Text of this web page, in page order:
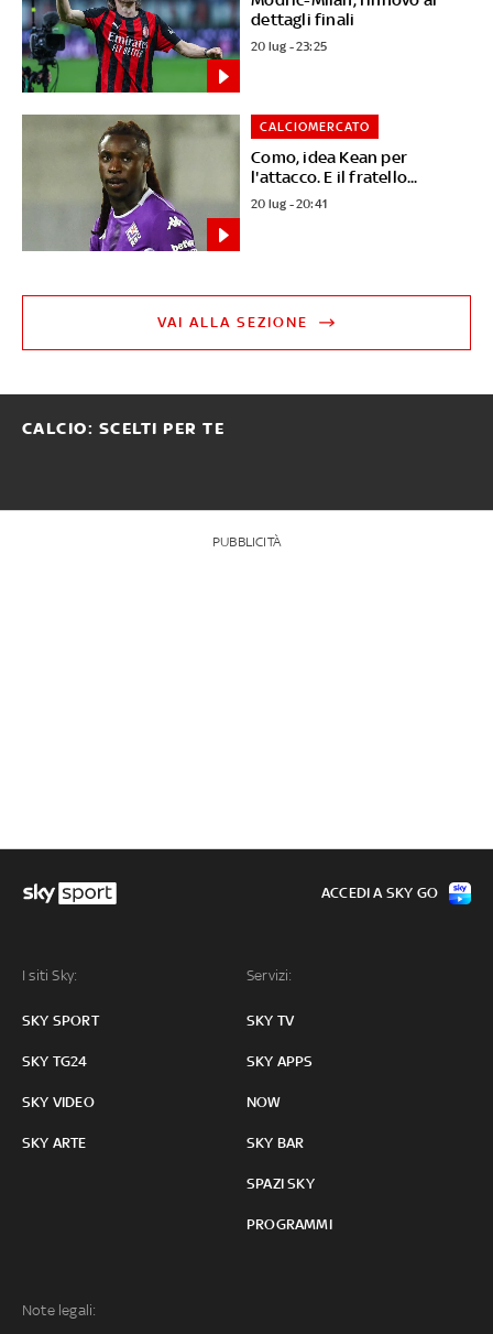
dettagli finali
20 lug - 23:25
Como, idea Kean per
l'attacco. E il fratello...
CALCIOMERCATO
20 lug - 20:41
VAI ALLA SEZIONE
CALCIO: SCELTI PER TE
PUBBLICITÀ
I siti Sky:
SKY SPORT
SKY TG24
SKY VIDEO
SKY ARTE
Servizi:
SKY TV
SKY APPS
NOW
SKY BAR
SPAZI SKY
PROGRAMMI
Note legali:
ACCEDI A SKY GO